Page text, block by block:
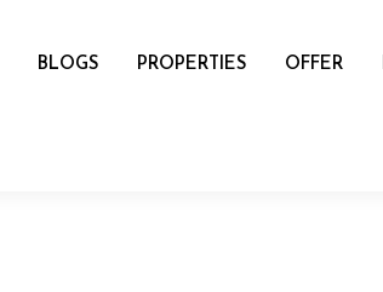
BLOGS PROPERTIES OFFER